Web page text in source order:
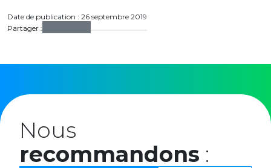
Date de publication : 26 septembre 2019
Partager :
Nous
recommandons :